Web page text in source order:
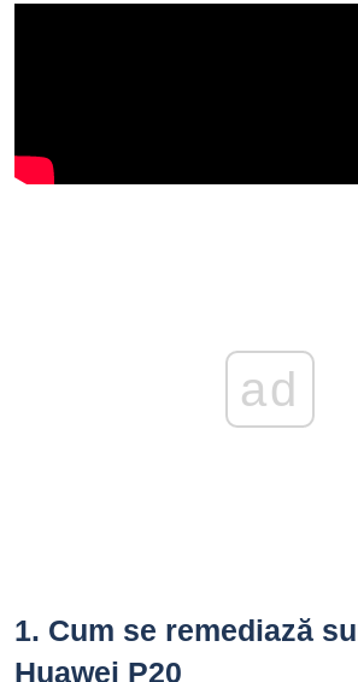
ad
1. Cum se remediază
Huawei P20